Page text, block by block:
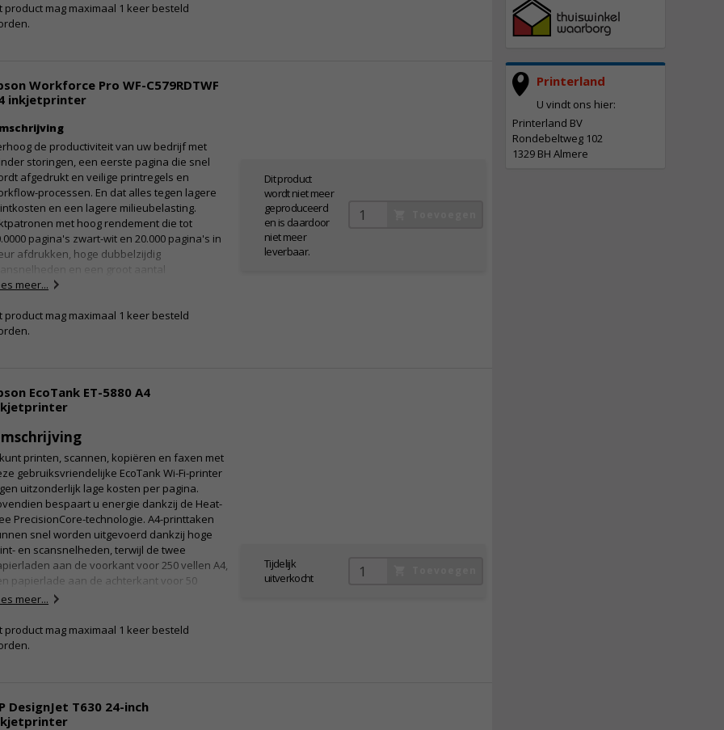
Printerland
U vindt ons hier:
Printerland BV
Rondebeltweg 102
1329 BH Almere
die zwarttinten verbetert voor
details en texturen
Gebruikt eenvoudig verschillende
verpakking
inktpatronen
installatiehandleiding
product mag maximaal 1 keer besteld
Workforce Pro WF-C579RDTWF
inkjetprinter
de productiviteit van uw bedrijf met
storingen, een eerste pagina die snel
afgedrukt en veilige printregels en
processen. En dat alles tegen lagere
en een lagere milieubelasting.
met hoog rendement die tot
pagina's zwart-wit en 20.000 pagina's in
afdrukken, hoge dubbelzijdig
en een groot aantal
voor bedrijven vormen de
milieubelasting
en hulpprogramma's (CD)
voor initialisatie
installatiehandleiding
(CD)
meer...
product mag maximaal 1 keer besteld
Dit product
wordt niet meer
geproduceerd
en is daardoor
niet meer
leverbaar.
EcoTank ET-5880 A4
printen, scannen, kopiëren en faxen met
gebruiksvriendelijke EcoTank Wi-Fi-printer
uitzonderlijk lage kosten per pagina.
bespaart u energie dankzij de Heat-
PrecisionCore-technologie. A4-printtaken
snel worden uitgevoerd dankzij hoge
en scansnelheden, terwijl de twee
aan de voorkant voor 250 vellen A4,
papierlade aan de achterkant voor 50
en een ADF voor 50 vellen A4 zorgen voor
printen en scannen: tot 25 ppm
kosten per pagina: zuinig
voor zakelijk gebruik: 2x papierlade
de voorzijde voor 250 vel
meer...
product mag maximaal 1 keer besteld
Tijdelijk
uitverkocht
DesignJet T630 24-inch